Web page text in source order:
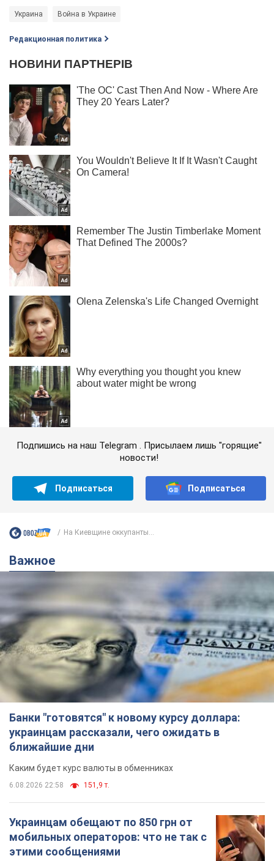
Украина Война в Украине
Редакционная политика
Подпишись на наш Telegram . Присылаем лишь "горящие"
новости!
Подписаться Подписаться
На Киевщине оккупанты...
Важное
Банки "готовятся" к новому курсу доллара:
украинцам рассказали, чего ожидать в
ближайшие дни
Каким будет курс валюты в обменниках
6.08.2026 22:58 151,9 т.
Украинцам обещают по 850 грн от
мобильных операторов: что не так с
этими сообщениями